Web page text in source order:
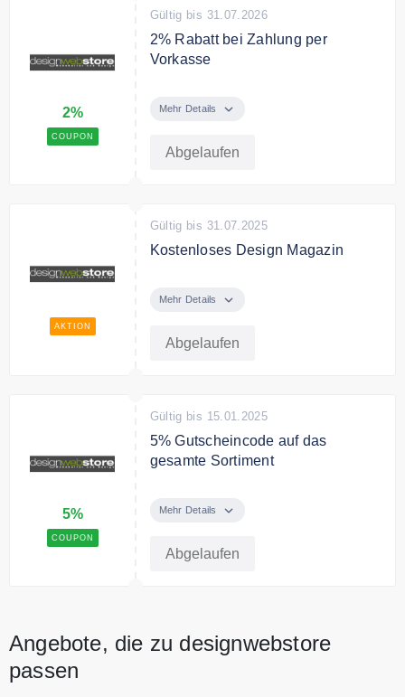
2%
COUPON
Gültig bis 31.07.2026
2% Rabatt bei Zahlung per
Vorkasse
sparen Sie 2% auf Ihre Bestellung.
Mehr Details
Abgelaufen
AKTION
Gültig bis 31.07.2025
Kostenloses Design Magazin
Magazin designathome
Mehr Details
Abgelaufen
5%
COUPON
Gültig bis 15.01.2025
5% Gutscheincode auf das
gesamte Sortiment
erhalten Sie 5% Rabatt auf Ihre
Mehr Details
Abgelaufen
Angebote, die zu designwebstore
passen